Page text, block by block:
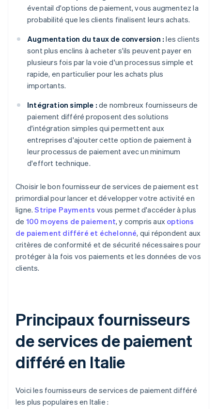
éventail d'options de paiement, vous augmentez la
probabilité que les clients finalisent leurs achats.
Augmentation du taux de conversion : les clients
sont plus enclins à acheter s'ils peuvent payer en
plusieurs fois par la voie d'un processus simple et
rapide, en particulier pour les achats plus
importants.
Intégration simple : de nombreux fournisseurs de
paiement différé proposent des solutions
d'intégration simples qui permettent aux
entreprises d'ajouter cette option de paiement à
leur processus de paiement avec un minimum
d'effort technique.
Choisir le bon fournisseur de services de paiement est
primordial pour lancer et développer votre activité en
ligne.Stripe Payments vous permet d'accéder à plus
de 100 moyens de paiement, y compris aux options
de paiement différé et échelonné, qui répondent aux
critères de conformité et de sécurité nécessaires pour
protéger à la fois vos paiements et les données de vos
clients.
Principaux fournisseurs
de services de paiement
différé en Italie
Voici les fournisseurs de services de paiement différé
les plus populaires en Italie :